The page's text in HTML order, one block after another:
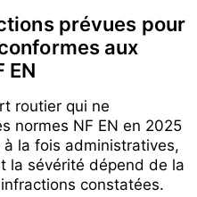
prévues pour
aux
EN
routier qui ne
normes NF EN en 2025
à la fois administratives,
la sévérité dépend de la
constatées.